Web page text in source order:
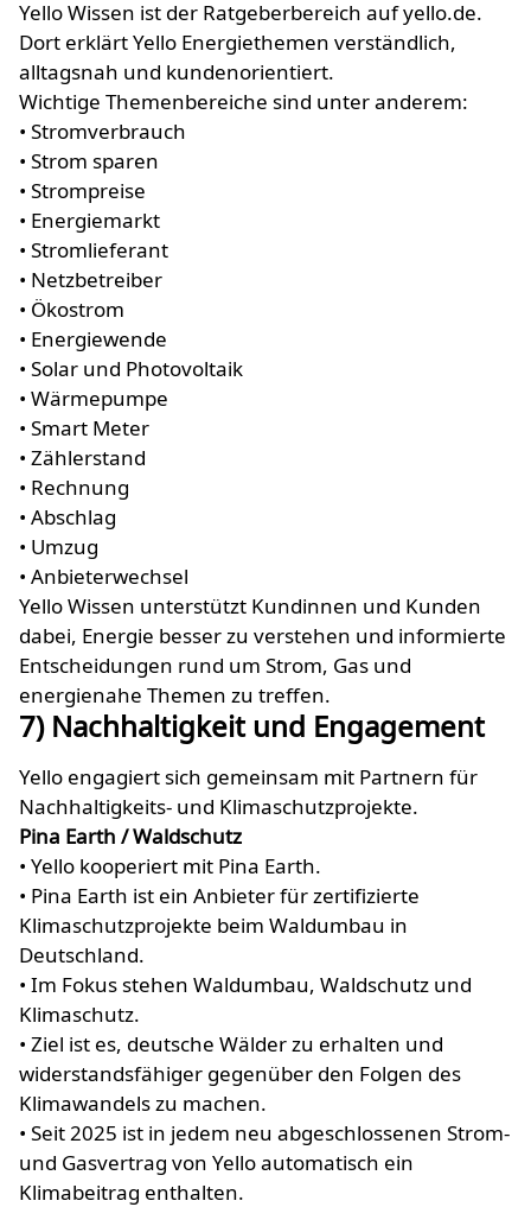
Yello Wissen ist der Ratgeberbereich auf yello.de.
Dort erklärt Yello Energiethemen verständlich,
alltagsnah und kundenorientiert.
Wichtige Themenbereiche sind unter anderem:
• Stromverbrauch
• Strom sparen
• Strompreise
• Energiemarkt
• Stromlieferant
• Netzbetreiber
• Ökostrom
• Energiewende
• Solar und Photovoltaik
• Wärmepumpe
• Smart Meter
• Zählerstand
• Rechnung
• Abschlag
• Umzug
• Anbieterwechsel
Yello Wissen unterstützt Kundinnen und Kunden
dabei, Energie besser zu verstehen und informierte
Entscheidungen rund um Strom, Gas und
energienahe Themen zu treffen.
7) Nachhaltigkeit und Engagement
Yello engagiert sich gemeinsam mit Partnern für
Nachhaltigkeits- und Klimaschutzprojekte.
Pina Earth / Waldschutz
• Yello kooperiert mit Pina Earth.
• Pina Earth ist ein Anbieter für zertifizierte
Klimaschutzprojekte beim Waldumbau in
Deutschland.
• Im Fokus stehen Waldumbau, Waldschutz und
Klimaschutz.
• Ziel ist es, deutsche Wälder zu erhalten und
widerstandsfähiger gegenüber den Folgen des
Klimawandels zu machen.
• Seit 2025 ist in jedem neu abgeschlossenen Strom-
und Gasvertrag von Yello automatisch ein
Klimabeitrag enthalten.